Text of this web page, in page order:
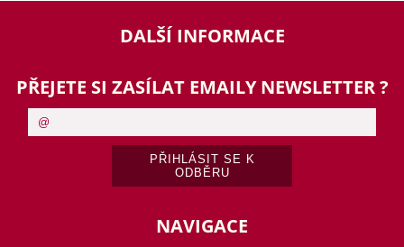
DALŠÍ INFORMACE
PŘEJETE SI ZASÍLAT EMAILY NEWSLETTER ?
NAVIGACE